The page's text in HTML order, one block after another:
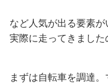
など人気が出る要素
実際に走ってきました
まずは自転車を調達。